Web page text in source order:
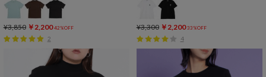
¥3,850 ￥2,200 42%OFF
2
¥3,300 ￥2,200 33%OFF
4